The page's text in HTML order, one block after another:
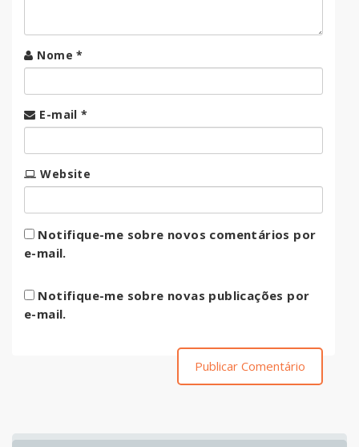
Nome *
E-mail *
Website
Notifique-me sobre novos comentários por
e-mail.
Notifique-me sobre novas publicações por
e-mail.